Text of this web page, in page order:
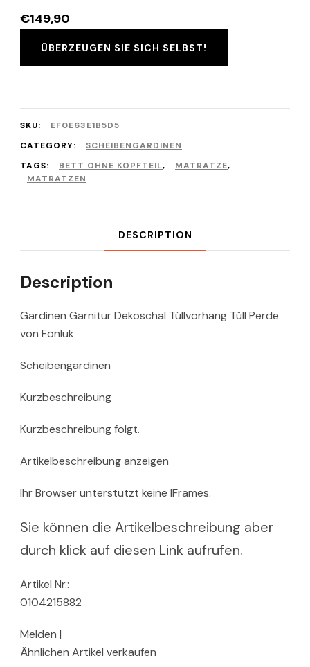
€149,90
ÜBERZEUGEN SIE SICH SELBST!
SKU:
EF0E63E1B5D5
CATEGORY:
SCHEIBENGARDINEN
TAGS:
BETT OHNE KOPFTEIL, MATRATZE,
MATRATZEN
DESCRIPTION
Description
Gardinen Garnitur Dekoschal Tüllvorhang Tüll Perde
von Fonluk
Scheibengardinen
Kurzbeschreibung
Kurzbeschreibung folgt.
Artikelbeschreibung anzeigen
Ihr Browser unterstützt keine IFrames.
Sie können die Artikelbeschreibung aber
durch klick auf diesen Link aufrufen.
Artikel Nr.:
0104215882
Melden |
Ähnlichen Artikel verkaufen